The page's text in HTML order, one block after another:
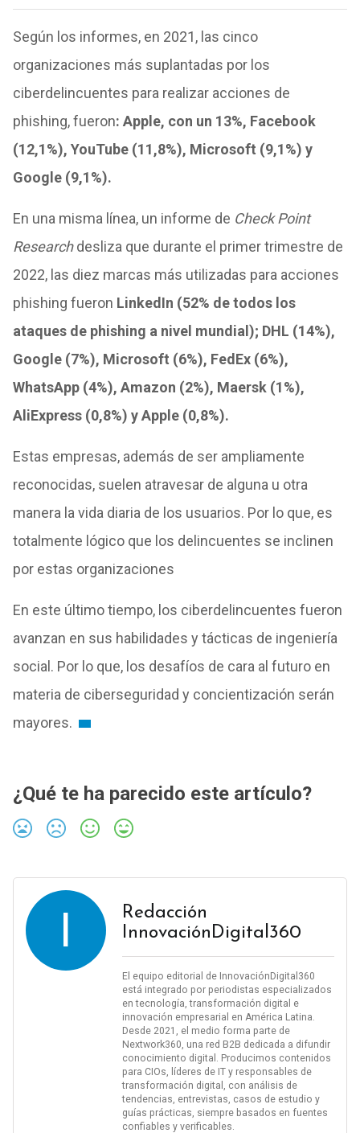
Según los informes, en 2021, las cinco
organizaciones más suplantadas por los
ciberdelincuentes para realizar acciones de
phishing, fueron: Apple, con un 13%, Facebook
(12,1%), YouTube (11,8%), Microsoft (9,1%) y
Google (9,1%).
En una misma línea, un informe de Check Point
Researchdesliza que durante el primer trimestre de
2022, las diez marcas más utilizadas para acciones
phishing fueron LinkedIn (52% de todos los
ataques de phishing a nivel mundial); DHL (14%),
Google (7%), Microsoft (6%), FedEx (6%),
WhatsApp (4%), Amazon (2%), Maersk (1%),
AliExpress (0,8%) y Apple (0,8%).
Estas empresas, además de ser ampliamente
reconocidas, suelen atravesar de alguna u otra
manera la vida diaria de los usuarios. Por lo que, es
totalmente lógico que los delincuentes se inclinen
por estas organizaciones
En este último tiempo, los ciberdelincuentes fueron
avanzan en sus habilidades y tácticas de ingeniería
social. Por lo que, los desafíos de cara al futuro en
materia de ciberseguridad y concientización serán
mayores.
¿Qué te ha parecido este artículo?
I
Redacción
InnovaciónDigital360
El equipo editorial de InnovaciónDigital360
está integrado por periodistas especializados
en tecnología, transformación digital e
innovación empresarial en América Latina.
Desde 2021, el medio forma parte de
Nextwork360, una red B2B dedicada a difundir
conocimiento digital. Producimos contenidos
para CIOs, líderes de IT y responsables de
transformación digital, con análisis de
tendencias, entrevistas, casos de estudio y
guías prácticas, siempre basados en fuentes
confiables y verificables.